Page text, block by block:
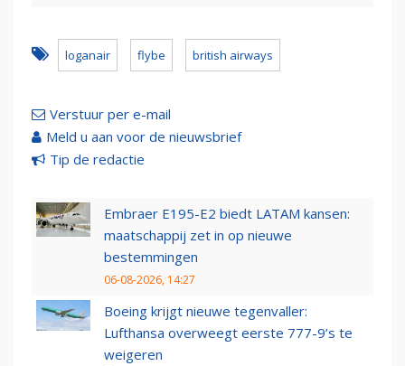
loganair flybe british airways
Verstuur per e-mail
Meld u aan voor de nieuwsbrief
Tip de redactie
Embraer E195-E2 biedt LATAM kansen:
maatschappij zet in op nieuwe
bestemmingen
06-08-2026, 14:27
Boeing krijgt nieuwe tegenvaller:
Lufthansa overweegt eerste 777-9’s te
weigeren